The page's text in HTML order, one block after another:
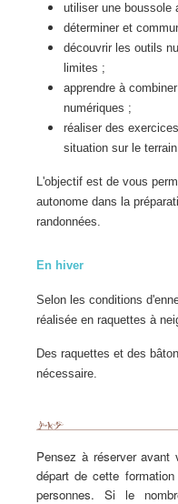
utiliser une boussole
déterminer et
découvrir les outils
limites ;
apprendre à
numériques ;
réaliser des
situation sur le
L'objectif est de vous
autonome dans la
randonnées.
En hiver
Selon les conditions
réalisée en raquettes à
Des raquettes et des
nécessaire.
Pensez à réserver avant
départ de cette
personnes. Si le